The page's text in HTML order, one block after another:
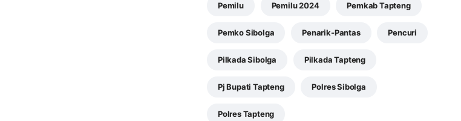
Pemilu Pemilu 2024 Pemkab Tapteng
Pemko Sibolga Penarik-Pantas Pencuri
Pilkada Sibolga Pilkada Tapteng
Pj Bupati Tapteng Polres Sibolga
Polres Tapteng